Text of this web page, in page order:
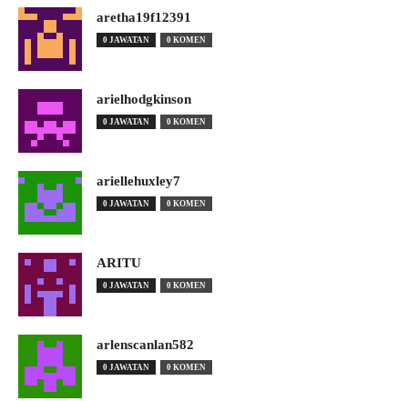
aretha19f12391
0 JAWATAN 0 KOMEN
arielhodgkinson
0 JAWATAN 0 KOMEN
ariellehuxley7
0 JAWATAN 0 KOMEN
ARITU
0 JAWATAN 0 KOMEN
arlenscanlan582
0 JAWATAN 0 KOMEN